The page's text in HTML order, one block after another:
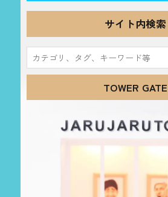
サイト内検索
索:
TOWER GATE